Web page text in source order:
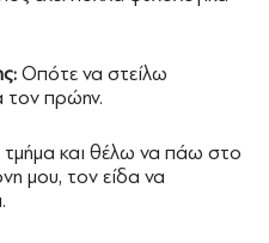
Οπότε να στείλω
τον πρώην.
τμήμα και θέλω να πάω στο
μου, τον είδα να